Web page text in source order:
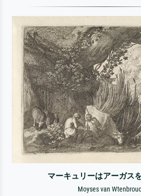
マーキュリーはアーガス
Moyses van